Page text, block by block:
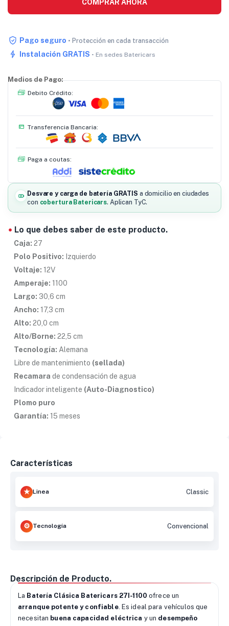
COMPRAR AHORA
Pago seguro • Protección en cada transacción
Instalación GRATIS • En sedes Batericars
Medios de Pago:
Debito Crédito:
Transferencia Bancaria:
Paga a coutas:
Desvare y carga de batería GRATIS a domicilio en ciudades
con cobertura Batericars. Aplican TyC.
Lo que debes saber de este producto.
Caja: 27
Polo Positivo: Izquierdo
Voltaje: 12V
Amperaje: 1100
Largo: 30,6 cm
Ancho: 17,3 cm
Alto: 20,0 cm
Alto/Borne: 22,5 cm
Tecnología: Alemana
Libre de mantenimiento (sellada)
Recamara de condensación de agua
Indicador inteligente (Auto-Diagnostico)
Plomo puro
Garantía: 15 meses
Características
Linea Classic
Tecnología Convencional
Descripción de Producto.
La Batería Clásica Batericars 27I-1100 ofrece un
arranque potente y confiable. Es ideal para vehículos que
necesitan buena capacidad eléctrica y un desempeño